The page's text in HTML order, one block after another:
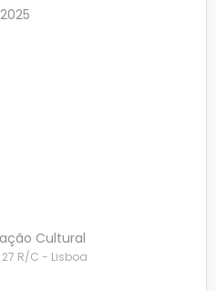
Cultural
R/C - Lisboa